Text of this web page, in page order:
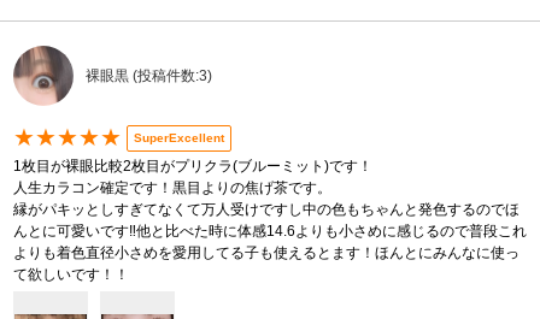
裸眼黒 (投稿件数:3)
★★★★★ SuperExcellent
1枚目が裸眼比較2枚目がプリクラ(ブルーミット)です！
人生カラコン確定です！黒目よりの焦げ茶です。
縁がパキッとしすぎてなくて万人受けですし中の色もちゃんと発色するのでほ
んとに可愛いです‼️他と比べた時に体感14.6よりも小さめに感じるので普段これ
よりも着色直径小さめを愛用してる子も使えるとます！ほんとにみんなに使っ
て欲しいです！！